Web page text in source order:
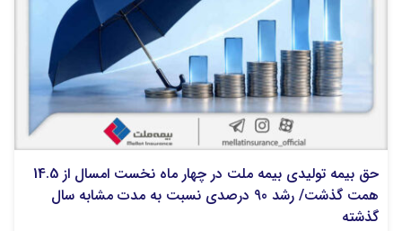
حق بیمه تولیدی بیمه ملت در چهار ماه نخست امسال از 14.5
همت گذشت/ رشد 90 درصدی نسبت به مدت مشابه سال
گذشته